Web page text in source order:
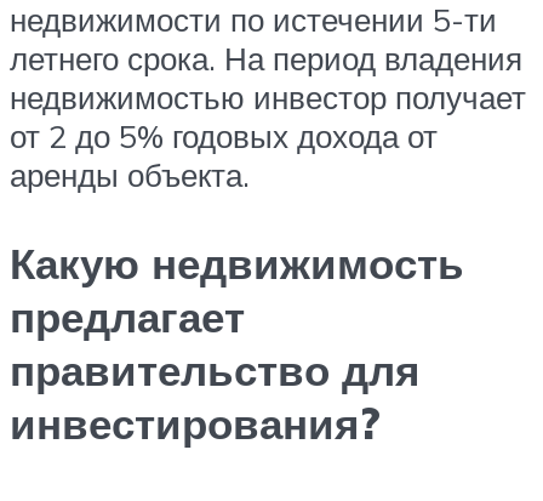
недвижимости по истечении 5-ти
летнего срока. На период владения
недвижимостью инвестор получает
от 2 до 5% годовых дохода от
аренды объекта.
Какую недвижимость
предлагает
правительство для
инвестирования?